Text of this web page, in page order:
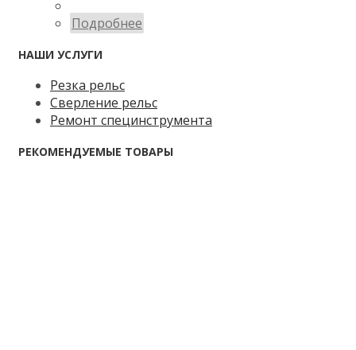
Подробнее
НАШИ УСЛУГИ
Резка рельс
Сверление рельс
Ремонт специнструмента
РЕКОМЕНДУЕМЫЕ ТОВАРЫ